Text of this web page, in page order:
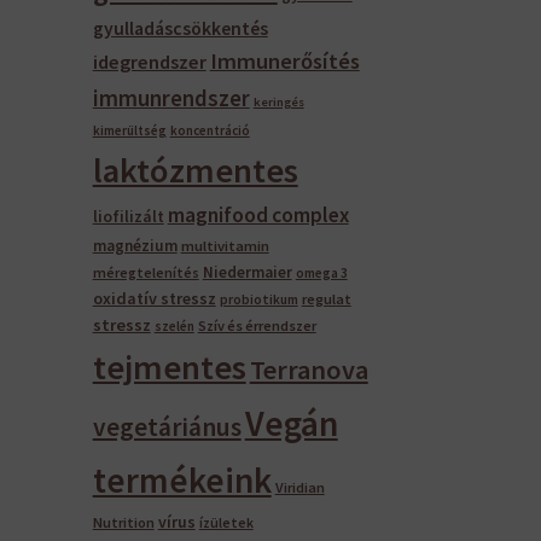
gyulladáscsökkentés
idegrendszer Immunerősítés
immunrendszer keringés
kimerültség koncentráció
laktózmentes
liofilizált magnifood complex
magnézium multivitamin
méregtelenítés Niedermaier omega 3
oxidatív stressz probiotikum regulat
stressz szelén Szív és érrendszer
tejmentesTerranova
vegetáriánusVegán
termékeink Viridian
Nutrition vírus ízületek